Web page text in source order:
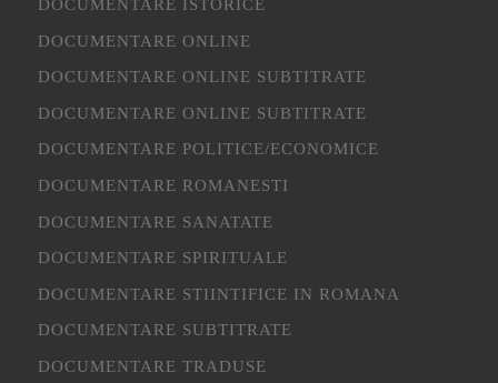
DOCUMENTARE ISTORICE
DOCUMENTARE ONLINE
DOCUMENTARE ONLINE SUBTITRATE
DOCUMENTARE ONLINE SUBTITRATE
DOCUMENTARE POLITICE/ECONOMICE
DOCUMENTARE ROMANESTI
DOCUMENTARE SANATATE
DOCUMENTARE SPIRITUALE
DOCUMENTARE STIINTIFICE IN ROMANA
DOCUMENTARE SUBTITRATE
DOCUMENTARE TRADUSE